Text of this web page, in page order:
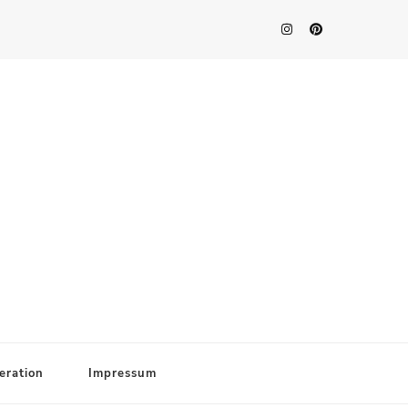
Impressum